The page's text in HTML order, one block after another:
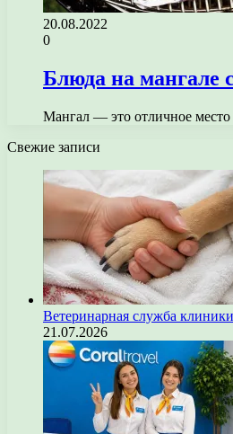
20.08.2022
0
Блюда на мангале
Мангал — это отличное
Свежие записи
Ветеринарная служба
21.07.2026